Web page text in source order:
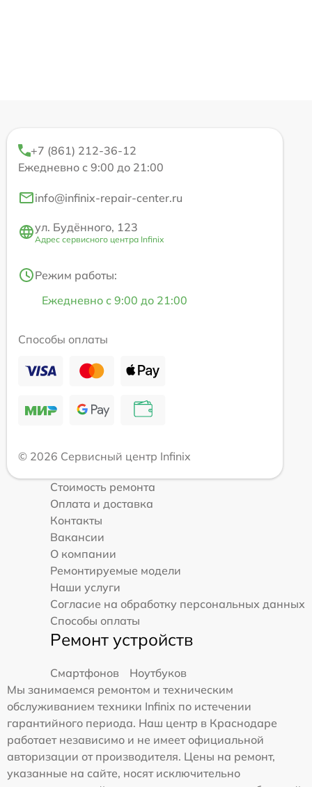
+7 (861) 212-36-12
Ежедневно с 9:00 до 21:00
info@infinix-repair-center.ru
ул. Будённого, 123
Адрес сервисного центра Infinix
Режим работы:
Ежедневно с 9:00 до 21:00
Способы оплаты
© 2026 Сервисный центр Infinix
Стоимость ремонта
Оплата и доставка
Контакты
Вакансии
О компании
Ремонтируемые модели
Наши услуги
Согласие на обработку персональных данных
Способы оплаты
Ремонт устройств
Смартфонов
Ноутбуков
Мы занимаемся ремонтом и техническим
обслуживанием техники Infinix по истечении
гарантийного периода. Наш центр в Краснодаре
работает независимо и не имеет официальной
авторизации от производителя. Цены на ремонт,
указанные на сайте, носят исключительно